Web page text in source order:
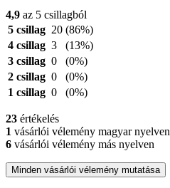
4,9 az 5 csillagból
5 csillag 20 (86%)
4 csillag 3
(13%)
3 csillag 0
(0%)
2 csillag 0
(0%)
1 csillag 0 (0%)
23 értékelés
1 vásárlói vélemény magyar nyelven
6 vásárlói vélemény más nyelven
Minden vásárlói vélemény mutatása